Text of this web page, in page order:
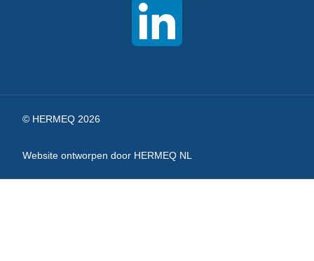
© HERMEQ 2026
Website ontworpen door HERMEQ NL